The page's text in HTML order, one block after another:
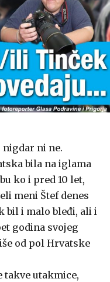
ni ne.
bila na iglama
ko i pred 10 let,
meni Štef denes
bil i malo bleđi, ali i
godina svojeg
od pol Hrvatske
takve utakmice,